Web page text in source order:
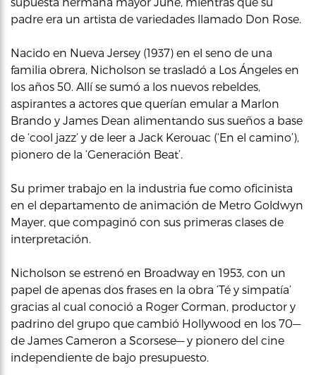
padre era un artista de variedades llamado Don Rose.
Nacido en Nueva Jersey (1937) en el seno de una
familia obrera, Nicholson se trasladó a Los Ángeles en
los años 50. Allí se sumó a los nuevos rebeldes,
aspirantes a actores que querían emular a Marlon
Brando y James Dean alimentando sus sueños a base
de ‘cool jazz’ y de leer a Jack Kerouac (‘En el camino’),
pionero de la ‘Generación Beat’.
Su primer trabajo en la industria fue como oficinista
en el departamento de animación de Metro Goldwyn
Mayer, que compaginó con sus primeras clases de
interpretación.
Nicholson se estrenó en Broadway en 1953, con un
papel de apenas dos frases en la obra ‘Té y simpatía’
gracias al cual conoció a Roger Corman, productor y
padrino del grupo que cambió Hollywood en los 70—
de James Cameron a Scorsese— y pionero del cine
independiente de bajo presupuesto.